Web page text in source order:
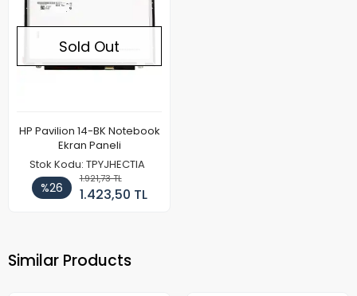
Sold Out
HP Pavilion 14-BK Notebook
Ekran Paneli
Stok Kodu: TPYJHECTIA
%26
1.921,73 TL
1.423,50 TL
Similar Products